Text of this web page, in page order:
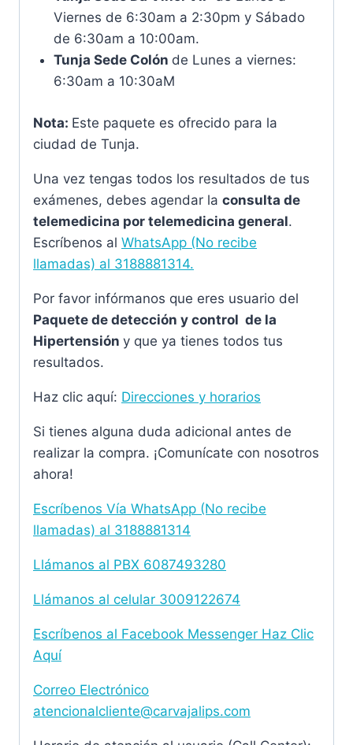
Viernes de 6:30am a 2:30pm y Sábado
de 6:30am a 10:00am.
Tunja Sede Colón de Lunes a viernes:
6:30am a 10:30aM
Nota: Este paquete es ofrecido para la
ciudad de Tunja.
Una vez tengas todos los resultados de tus
exámenes, debes agendar la consulta de
telemedicina por telemedicina general.
Escríbenos al WhatsApp (No recibe
llamadas) al 3188881314.
Por favor infórmanos que eres usuario del
Paquete de detección y control de la
Hipertensión y que ya tienes todos tus
resultados.
Haz clic aquí: Direcciones y horarios
Si tienes alguna duda adicional antes de
realizar la compra. ¡Comunícate con nosotros
ahora!
Escríbenos Vía WhatsApp (No recibe
llamadas) al 3188881314
Llámanos al PBX 6087493280
Llámanos al celular 3009122674
Escríbenos al Facebook Messenger Haz Clic
Aquí
Correo Electrónico
atencionalcliente@carvajalips.com